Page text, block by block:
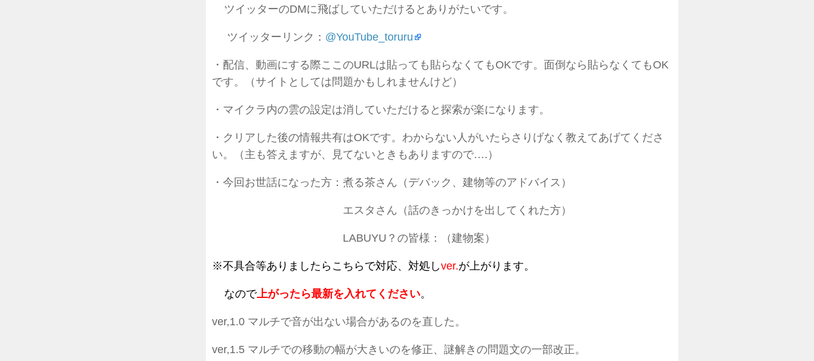
ツイッターのDMに飛ばしていただけるとありがたいです。
ツイッターリンク： @YouTube_toruru
・配信、動画にする際ここのURLは貼っても貼らなくてもOKです。面倒なら貼らなくてもOK
です。（サイトとしては問題かもしれませんけど）
・マイクラ内の雲の設定は消していただけると探索が楽になります。
・クリアした後の情報共有はOKです。わからない人がいたらさりげなく教えてあげてくださ
い。（主も答えますが、見てないときもありますので….）
・今回お世話になった方：煮る茶さん（デバック、建物等のアドバイス）
エスタさん（話のきっかけを出してくれた方）
LABUYU？の皆様：（建物案）
※不具合等ありましたらこちらで対応、対処しver.が上がります。
なので上がったら最新を入れてください。
ver,1.0 マルチで音が出ない場合があるのを直した。
ver,1.5 マルチでの移動の幅が大きいのを修正、謎解きの問題文の一部改正。